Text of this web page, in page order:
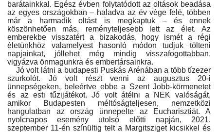
Rendezvény
Humor
Napló postája
Galéria
Újság Archívum
barátainkkal. Egész évben folytatódott az oltások beadása
az egyes országokban – haladva az év vége felé, többen
már a harmadik oltást is megkaptuk – és ennek
köszönhetően más, reményteljesebb lett az élet. Az
emberekbe visszatért a bizakodás, hogy ismét a régi
életünkhöz valamelyest hasonló módon tudjuk tölteni
napjainkat, jóllehet még mindig visszafogottabban,
vigyázva önmagunkra és embertársainkra.
Jó volt látni a budapesti Puskás Arénában a több tízezer
szurkolót. Jó volt részt venni az augusztus 20-i
ünnepségeken, beleértve ebbe a Szent Jobb-körmenetet
és az esti tűzijátékot. Jó volt átélni a NEK valóságát,
amikor Budapesten méltóságteljesen, nemzetközi
hangulatban az ország ünnepelte az Eucharisztiát. A
nyolcnapos esemény utolsó előtti napján, 2021.
szeptember 11-én színültig telt a Margitsziget kicsikkel és